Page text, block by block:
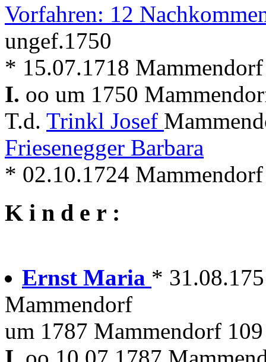
Vorfahren: 12
ungef.1750
* 15.07.1718
I. oo um 1750
T.d. Trinkl Josef
Friesenegger Barbara
* 02.10.1724
K i n d e r :
Ernst Maria *
Mammendorf
um 1787 Mammendorf